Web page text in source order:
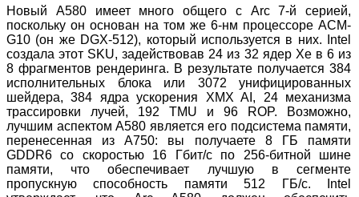
Новый A580 имеет много общего с Arc 7-й серией,
поскольку он основан на том же 6-нм процессоре ACM-
G10 (он же DGX-512), который используется в них. Intel
создала этот SKU, задействовав 24 из 32 ядер Xe в 6 из
8 фрагментов рендеринга. В результате получается 384
исполнительных блока или 3072 унифицированных
шейдера, 384 ядра ускорения XMX AI, 24 механизма
трассировки лучей, 192 TMU и 96 ROP. Возможно,
лучшим аспектом A580 является его подсистема памяти,
перенесенная из A750: вы получаете 8 ГБ памяти
GDDR6 со скоростью 16 Гбит/с по 256-битной шине
памяти, что обеспечивает лучшую в сегменте
пропускную способность памяти 512 ГБ/с. Intel